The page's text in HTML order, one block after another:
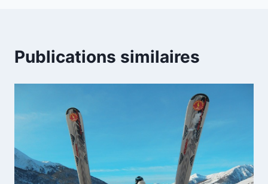
Publications similaires